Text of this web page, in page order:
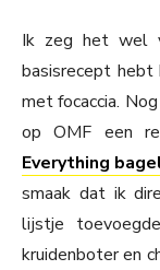
Ik zeg het wel
basisrecept hebt
met focaccia.
op OMF een
Everything
smaak dat ik
lijstje
kruidenboter en